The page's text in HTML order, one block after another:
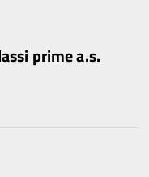
prime a.s.